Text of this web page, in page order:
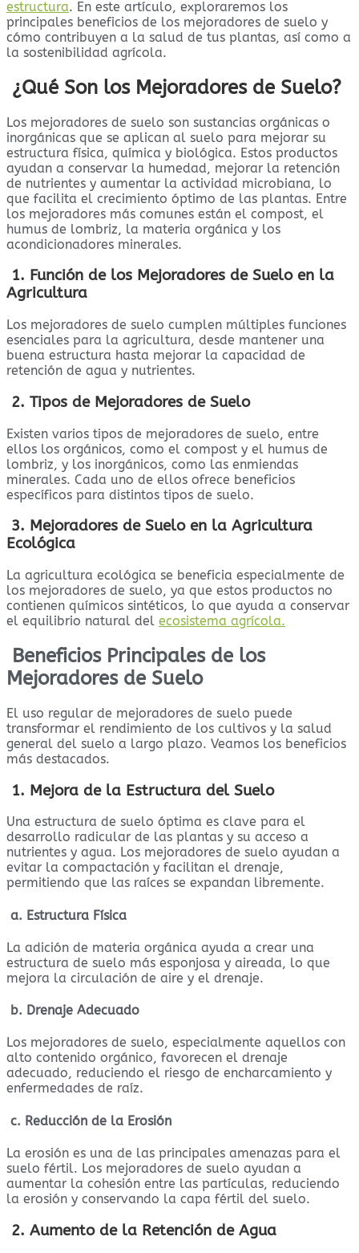
estructura. En este artículo, exploraremos los
principales beneficios de los mejoradores de suelo y
cómo contribuyen a la salud de tus plantas, así como a
la sostenibilidad agrícola.
¿Qué Son los Mejoradores de Suelo?
Los mejoradores de suelo son sustancias orgánicas o
inorgánicas que se aplican al suelo para mejorar su
estructura física, química y biológica. Estos productos
ayudan a conservar la humedad, mejorar la retención
de nutrientes y aumentar la actividad microbiana, lo
que facilita el crecimiento óptimo de las plantas. Entre
los mejoradores más comunes están el compost, el
humus de lombriz, la materia orgánica y los
acondicionadores minerales.
1. Función de los Mejoradores de Suelo en la
Agricultura
Los mejoradores de suelo cumplen múltiples funciones
esenciales para la agricultura, desde mantener una
buena estructura hasta mejorar la capacidad de
retención de agua y nutrientes.
2. Tipos de Mejoradores de Suelo
Existen varios tipos de mejoradores de suelo, entre
ellos los orgánicos, como el compost y el humus de
lombriz, y los inorgánicos, como las enmiendas
minerales. Cada uno de ellos ofrece beneficios
específicos para distintos tipos de suelo.
3. Mejoradores de Suelo en la Agricultura
Ecológica
La agricultura ecológica se beneficia especialmente de
los mejoradores de suelo, ya que estos productos no
contienen químicos sintéticos, lo que ayuda a conservar
el equilibrio natural del ecosistema agrícola.
Beneficios Principales de los
Mejoradores de Suelo
El uso regular de mejoradores de suelo puede
transformar el rendimiento de los cultivos y la salud
general del suelo a largo plazo. Veamos los beneficios
más destacados.
1. Mejora de la Estructura del Suelo
Una estructura de suelo óptima es clave para el
desarrollo radicular de las plantas y su acceso a
nutrientes y agua. Los mejoradores de suelo ayudan a
evitar la compactación y facilitan el drenaje,
permitiendo que las raíces se expandan libremente.
a. Estructura Física
La adición de materia orgánica ayuda a crear una
estructura de suelo más esponjosa y aireada, lo que
mejora la circulación de aire y el drenaje.
b. Drenaje Adecuado
Los mejoradores de suelo, especialmente aquellos con
alto contenido orgánico, favorecen el drenaje
adecuado, reduciendo el riesgo de encharcamiento y
enfermedades de raíz.
c. Reducción de la Erosión
La erosión es una de las principales amenazas para el
suelo fértil. Los mejoradores de suelo ayudan a
aumentar la cohesión entre las partículas, reduciendo
la erosión y conservando la capa fértil del suelo.
2. Aumento de la Retención de Agua